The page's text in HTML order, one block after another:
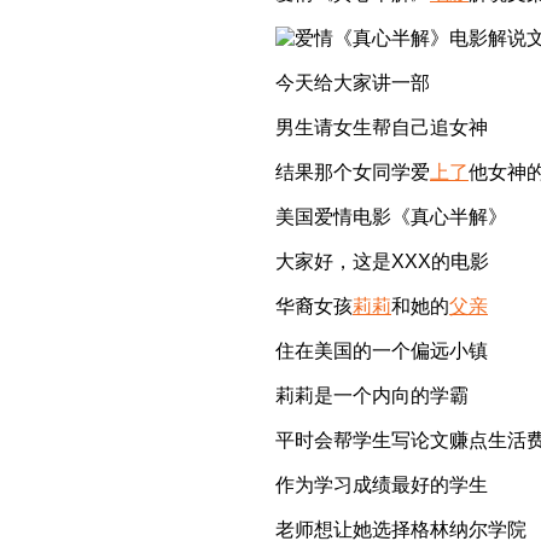
今天给大家讲一部
男生请女生帮自己追女神
结果那个女同学爱 上了他女神
美国爱情电影《真心半解》
大家好，这是XXX的电影
华裔女孩莉莉和她的父亲
住在美国的一个偏远小镇
莉莉是一个内向的学霸
平时会帮学生写论文赚点生活
作为学习成绩最好的学生
老师想让她选择格林纳尔学院